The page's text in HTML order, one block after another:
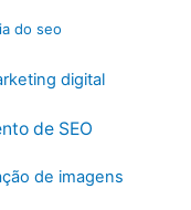
do seo
digital
de SEO
de imagens